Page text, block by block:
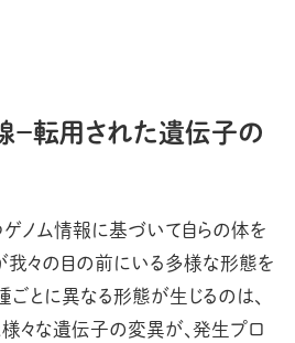
－転用された遺伝子の
ノム情報に基づいて自らの体を
我々の目の前にいる多様な形態を
とに異なる形態が生じるのは、
々な遺伝子の変異が、発生プロ